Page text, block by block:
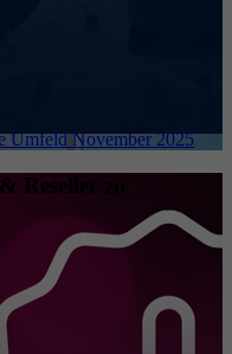
Umfeld November 2025
Reseller zu